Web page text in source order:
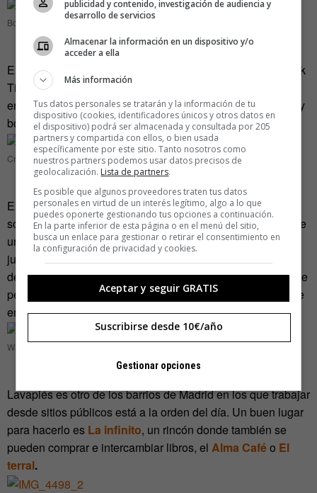
Bon Vivant & Co (Chueca, Madrid)
En la calle Zurbano, recientemente elegida por el New York
Times comouna de las doce mejores calles de Europa
encuentra Crustó. Ofrece enchufes, wifi, mesas amplias… y
bollería artesana.
Crustó (Alonso Martínez, Madrid)
En la zona de Castellana (metro Gregorio Marañón),
sorprende la luminosidad deWanda Café Optimista
Tiene
una gran cantidad de mesas. Todos los asientos que están
junto a las paredes cuentan con un enchufe que se
descubre levantando una tapita; así que está especialmente
pensado para trabajar. Se agradece un oasis tan agradable
en un área de negocios.
Wanda Café Optimista (Castellana, Madrid)
Lavapiés es otro de los barrios de Madrid en los que trabajar
desde sitios públicos está a la orden del día. Un buen lugar
para hacerlo es La infinito, un rincón donde también se
pueden comprar e intercambiar libros, el Alma Caféo El
terral.
publicidad y contenido, investigación de audiencia y
desarrollo de servicios
Almacenar la información en un dispositivo y/o
acceder a ella
Más información
Tus datos personales se tratarán y la información de tu
dispositivo (cookies, identificadores únicos y otros datos en
el dispositivo) podrá ser almacenada y consultada por 205
partners y compartida con ellos, o bien usada
específicamente por este sitio. Tanto nosotros como
nuestros partners podemos usar datos precisos de
geolocalización. Lista de partners.
Es posible que algunos proveedores traten tus datos
personales en virtud de un interés legítimo, algo a lo que
puedes oponerte gestionando tus opciones a continuación.
En la parte inferior de esta página o en el menú del sitio,
busca un enlace para gestionar o retirar el consentimiento en
la configuración de privacidad y cookies.
Aceptar y seguir GRATIS
Suscribirse desde 10€/año
Gestionar opciones